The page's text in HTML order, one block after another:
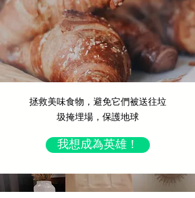
拯救美味食物，避免它們被送往垃
圾掩埋場，保護地球
我想成為英雄！